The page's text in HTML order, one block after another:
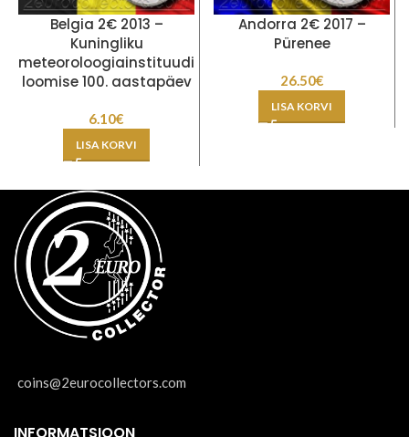
Belgia 2€ 2013 –
Kuningliku
meteoroloogiainstituudi
loomise 100. aastapäev
6.10€
LISA KORVI
Andorra 2€ 2017 –
Pürenee
26.50€
LISA KORVI
coins@2eurocollectors.com
INFORMATSIOON